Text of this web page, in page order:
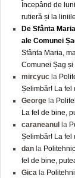
Începând de
rutieră și la
De Sfânta
ale Comunei
Sfânta Maria,
Comunei Șag
mircyuc la
Șelimbăr! La fel
George la
La fel de bine,
caraneanul
la
Șelimbăr! La fel
dan la
fel de bine,
Gica la